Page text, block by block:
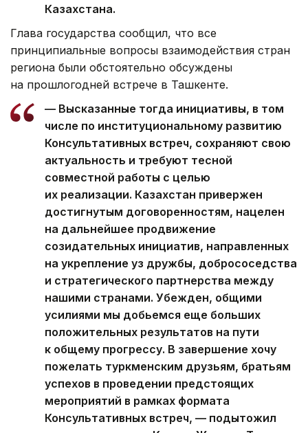
Казахстана.
Глава государства сообщил, что все
принципиальные вопросы взаимодействия стран
региона были обстоятельно обсуждены
на прошлогодней встрече в Ташкенте.
— Высказанные тогда инициативы, в том
числе по институциональному развитию
Консультативных встреч, сохраняют свою
актуальность и требуют тесной
совместной работы с целью
их реализации. Казахстан привержен
достигнутым договоренностям, нацелен
на дальнейшее продвижение
созидательных инициатив, направленных
на укрепление уз дружбы, добрососедства
и стратегического партнерства между
нашими странами. Убежден, общими
усилиями мы добьемся еще больших
положительных результатов на пути
к общему прогрессу. В завершение хочу
пожелать туркменским друзьям, братьям
успехов в проведении предстоящих
мероприятий в рамках формата
Консультативных встреч, — подытожил